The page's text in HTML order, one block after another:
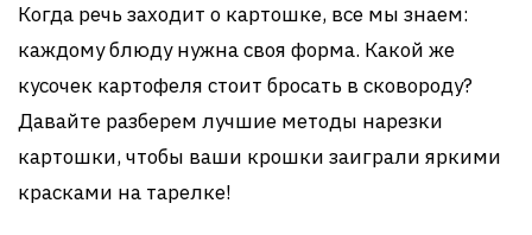
Когда речь заходит о картошке, все мы знаем:
каждому блюду нужна своя форма. Какой же
кусочек картофеля стоит бросать в сковороду?
Давайте разберем лучшие методы нарезки
картошки, чтобы ваши крошки заиграли яркими
красками на тарелке!